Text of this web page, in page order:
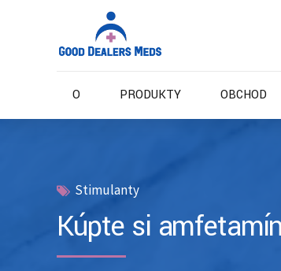
O PRODUKTY OBCHOD
Stimulanty
Kúpte si